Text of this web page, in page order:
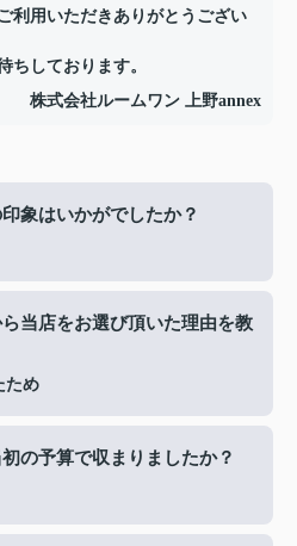
利用いただきありがとうござい
ちしております。
株式会社ルームワン 上野annex
象はいかがでしたか？
当店をお選び頂いた理由を教
ため
の予算で収まりましたか？